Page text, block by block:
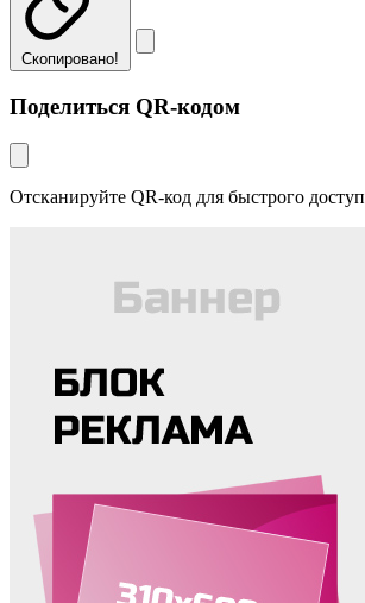
Скопировано!
Поделиться QR-кодом
Отсканируйте QR-код для быстрого